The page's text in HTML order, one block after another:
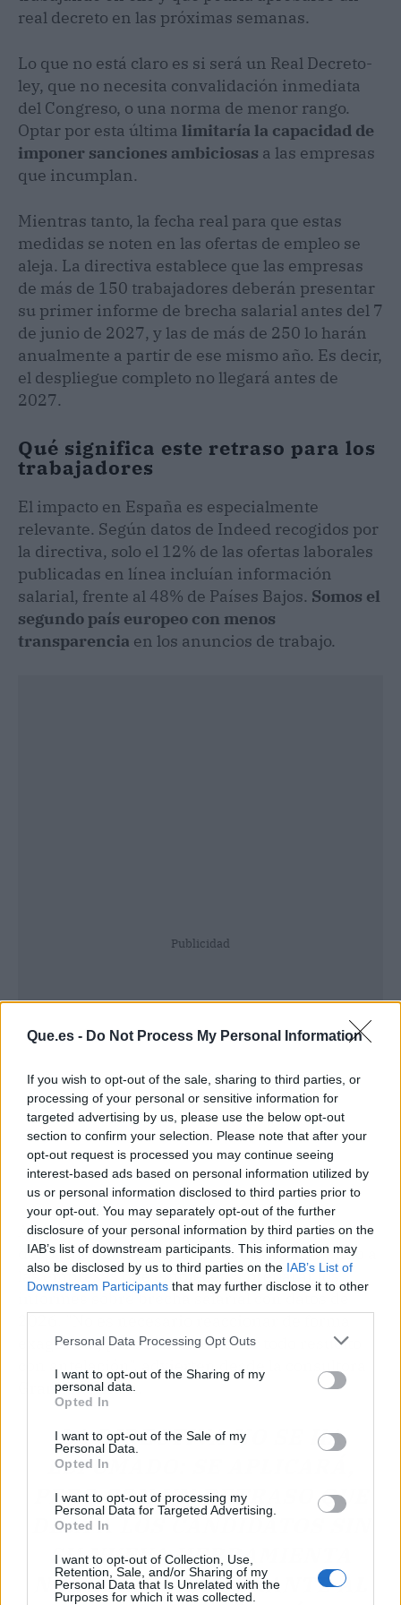
Que.es - Do Not Process My Personal Information
If you wish to opt-out of the sale, sharing to third parties, or
processing of your personal or sensitive information for
targeted advertising by us, please use the below opt-out
section to confirm your selection. Please note that after your
opt-out request is processed you may continue seeing
interest-based ads based on personal information utilized by
us or personal information disclosed to third parties prior to
your opt-out. You may separately opt-out of the further
disclosure of your personal information by third parties on the
IAB’s list of downstream participants. This information may
also be disclosed by us to third parties on the IAB’s List of
Downstream Participants that may further disclose it to other
Personal Data Processing Opt Outs
I want to opt-out of the Sharing of my
personal data.
Opted In
I want to opt-out of the Sale of my
Personal Data.
Opted In
I want to opt-out of processing my
Personal Data for Targeted Advertising.
Opted In
I want to opt-out of Collection, Use,
Retention, Sale, and/or Sharing of my
Personal Data that Is Unrelated with the
Purposes for which it was collected.
real decreto en las próximas semanas.
Lo que no está claro es si será un Real Decreto-
ley, que no necesita convalidación inmediata
del Congreso, o una norma de menor rango.
Optar por esta última limitaría la capacidad de
imponer sanciones ambiciosas a las empresas
que incumplan.
Mientras tanto, la fecha real para que estas
medidas se noten en las ofertas de empleo se
aleja. La directiva establece que las empresas
de más de 150 trabajadores deberán presentar
su primer informe de brecha salarial antes del 7
de junio de 2027, y las de más de 250 lo harán
anualmente a partir de ese mismo año. Es decir,
el despliegue completo no llegará antes de
2027.
Qué significa este retraso para los
trabajadores
El impacto en España es especialmente
relevante. Según datos de Indeed recogidos por
la directiva, solo el 12% de las ofertas laborales
publicadas en línea incluían información
salarial, frente al 48% de Países Bajos. Somos el
segundo país europeo con menos
transparencia en los anuncios de trabajo.
Publicidad
Aunque la ley no obligue aún, algunos
despachos de abogados ya están aconsejando a
las empresas que empiecen a preparar los
informes sobre brecha salarial con datos de
exagerada, pero conviene tener todo resuelto
con antelación", advierten desde la consultora
Grant Thornton.
LA DIRECTIVA NO SE HA
ESFUMADO: SE APLICARÁ,
PERO CON UN RETRASO QUE
DEJA A LOS CANDIDATOS SIN
SU NUEVA HERRAMIENTA
NEGOCIADORA DURANTE AL